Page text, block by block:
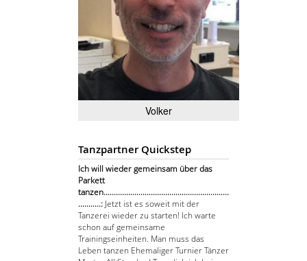
Volker
Tanzpartner Quickstep
Ich will wieder gemeinsam über das
Parkett
tanzen.............................................................
...........: Jetzt ist es soweit mit der
Tanzerei wieder zu starten! Ich warte
schon auf gemeinsame
Trainingseinheiten. Man muss das
Leben tanzen Ehemaliger Turnier Tänzer